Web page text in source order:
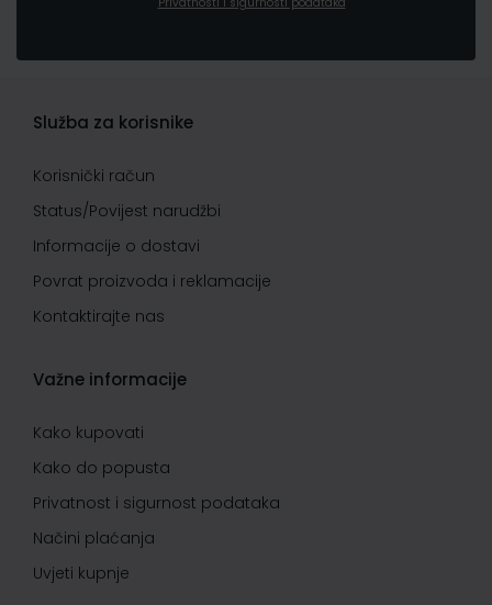
Služba za korisnike
Korisnički račun
Status/Povijest narudžbi
Informacije o dostavi
Povrat proizvoda i reklamacije
Kontaktirajte nas
Važne informacije
Kako kupovati
Kako do popusta
Privatnost i sigurnost podataka
Načini plaćanja
Uvjeti kupnje